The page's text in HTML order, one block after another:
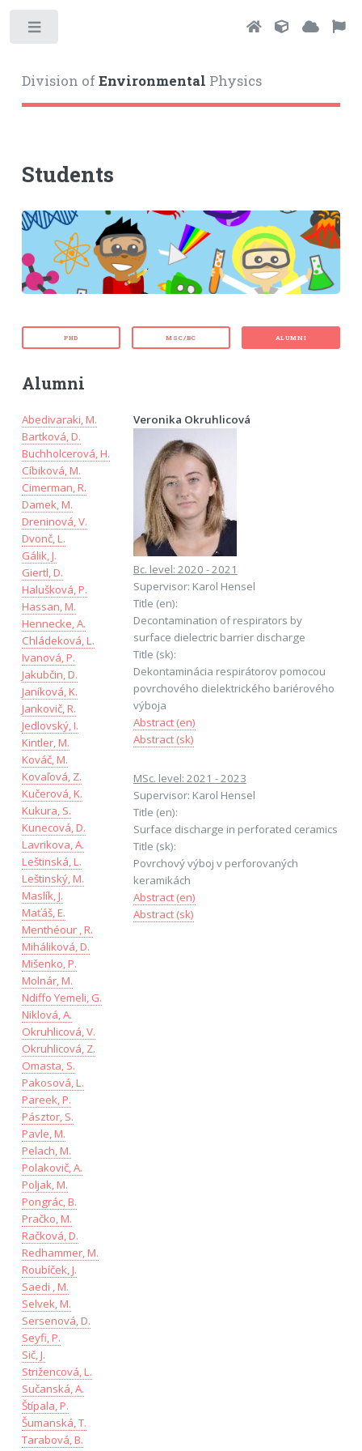
Division ofEnvironmental Physics
Students
PHD MSC/BC ALUMNI
Alumni
Abedivaraki, M.
Bartková, D.
Buchholcerová, H.
Cíbiková, M.
Cimerman, R.
Damek, M.
Dreninová, V.
Dvonč, L.
Gálik, J.
Giertl, D.
Halušková, P.
Hassan, M.
Hennecke, A.
Chládeková, L.
Ivanová, P.
Jakubčin, D.
Janíková, K.
Jankovič, R.
Jedlovský, I.
Kintler, M.
Kováč, M.
Kovaľová, Z.
Kučerová, K.
Kukura, S.
Kunecová, D.
Lavrikova, A.
Leštinská, L.
Leštinský, M.
Maslík, J.
Maťáš, E.
Menthéour , R.
Miháliková, D.
Mišenko, P.
Molnár, M.
Ndiffo Yemeli, G.
Niklová, A.
Okruhlicová, V.
Okruhlicová, Z.
Omasta, S.
Pakosová, L.
Pareek, P.
Pásztor, S.
Pavle, M.
Pelach, M.
Polakovič, A.
Poljak, M.
Pongrác, B.
Pračko, M.
Račková, D.
Redhammer, M.
Roubíček, J.
Saedi , M.
Selvek, M.
Sersenová, D.
Seyfi, P.
Sič, J.
Strižencová, L.
Sučanská, A.
Štípala, P.
Šumanská, T.
Tarabová, B.
Veronika Okruhlicová
Bc. level: 2020 - 2021
Supervisor: Karol Hensel
Title (en):
Decontamination of respirators by
surface dielectric barrier discharge
Title (sk):
Dekontaminácia respirátorov pomocou
povrchového dielektrického bariérového
výboja
Abstract (en)
Abstract (sk)
MSc. level: 2021 - 2023
Supervisor: Karol Hensel
Title (en):
Surface discharge in perforated ceramics
Title (sk):
Povrchový výboj v perforovaných
keramikách
Abstract (en)
Abstract (sk)